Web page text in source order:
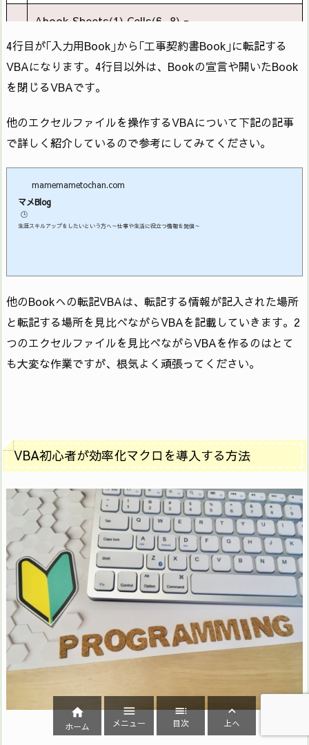
Abook.Sheets(1).Cells(6, 8) =
ThisWorkbook.Sheets(1).Cells(3, 2)
5 Application.DisplayAlerts = False
7 Abook.Close
4行目が｢入力用Book｣から｢工事契約書Book｣に転記する
VBAになります。4行目以外は、Bookの宣言や開いたBook
を閉じるVBAです。
他のエクセルファイルを操作するVBAについて下記の記事
で詳しく紹介しているので参考にしてみてください。
mamemametochan.com
マメBlog
🕒️
生涯スキルアップをしたいという方へ～仕事や生活に役立つ情報を発信～
他のBookへの転記VBAは、転記する情報が記入された場所
と転記する場所を見比べながらVBAを記載していきます。2
つのエクセルファイルを見比べながらVBAを作るのはとて
も大変な作業ですが、根気よく頑張ってください。
VBA初心者が効率化マクロを導入する方法

ホーム

メニュー

目次

上へ